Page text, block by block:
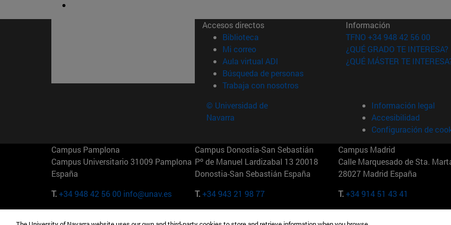
Accesos directos
Biblioteca (abre en nueva ventana)
Mi correo(abre en nueva ventana)
Aula virtual ADI (abre en nueva ventana)
Búsqueda de personas(abre en nueva ventana)
Trabaja con nosotros(abre en nueva ventana)
Información
TFNO +34 948 42 56 00
¿QUÉ GRADO TE INTERESA?
¿QUÉ MÁSTER TE
© Universidad de
Navarra
Información legal
Accesibilidad
Configuración de
Campus Pamplona
Campus Universitario 31009 Pamplona
España
T.+34 948 42 56 00 info@unav.es
Campus Donostia-San Sebastián
Pº de Manuel Lardizabal 13 20018
Donostia-San Sebastián España
T.+34 943 21 98 77
Campus Madrid
Calle Marquesado de Sta.
28027 Madrid España
T.+34 914 51 43 41